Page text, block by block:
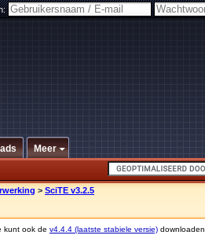
Meer
> SciTE v3.2.5
kunt ook de v4.4.4 (laatste stabiele versie) downloaden.